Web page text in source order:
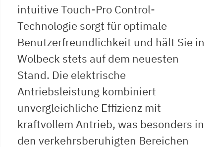
intuitive Touch-Pro Control-
Technologie sorgt für optimale
Benutzerfreundlichkeit und hält Sie in
Wolbeck stets auf dem neuesten
Stand. Die elektrische
Antriebsleistung kombiniert
unvergleichliche Effizienz mit
kraftvollem Antrieb, was besonders in
den verkehrsberuhigten Bereichen